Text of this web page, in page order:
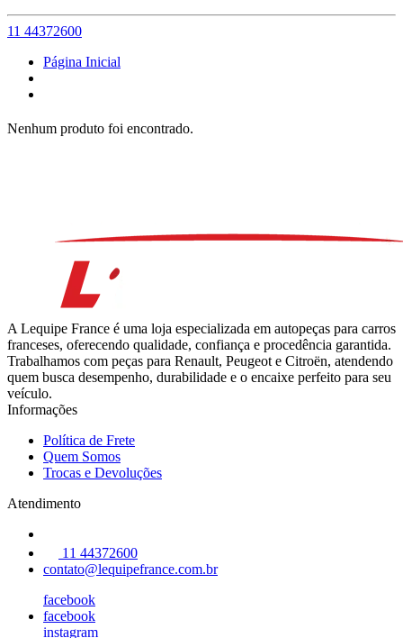
11 44372600
Página Inicial
Nenhum produto foi encontrado.
A Lequipe France é uma loja especializada em autopeças para carros
franceses, oferecendo qualidade, confiança e procedência garantida.
Trabalhamos com peças para Renault, Peugeot e Citroën, atendendo
quem busca desempenho, durabilidade e o encaixe perfeito para seu
veículo.
Informações
Política de Frete
Quem Somos
Trocas e Devoluções
Atendimento
11 44372600
contato@lequipefrance.com.br
facebook
facebook
instagram